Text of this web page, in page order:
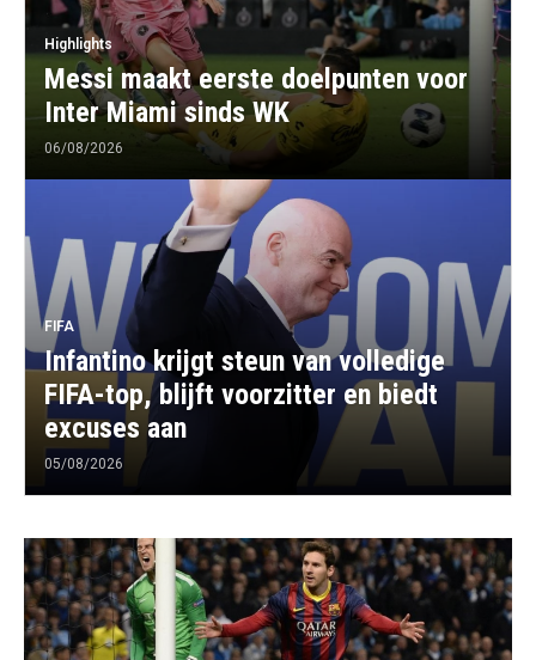
Highlights
Messi maakt eerste doelpunten voor
Inter Miami sinds WK
06/08/2026
FIFA
Infantino krijgt steun van volledige
FIFA-top, blijft voorzitter en biedt
excuses aan
05/08/2026